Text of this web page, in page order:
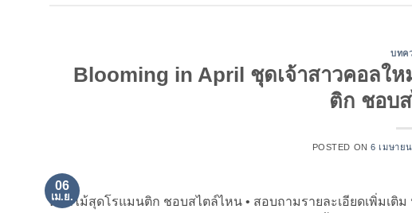
บทค
Blooming in April ชุดเจ้าสาวคอลใ
ติก ชอบ
POSTED ON6 เมษาย
06
เม.ย.
ดอกไม้สุดโรแมนติก ชอบสไตล์ไหน • สอบถามรายละเอียดเพิ่มเติม